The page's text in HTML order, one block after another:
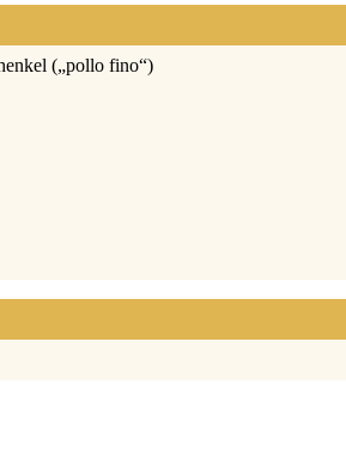
(„pol­lo fino“)